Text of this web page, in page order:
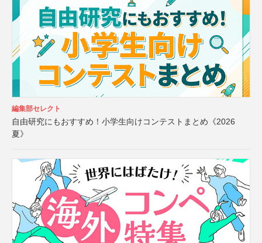
編集部セレクト
自由研究にもおすすめ！小学生向けコンテストまとめ《2026
夏》